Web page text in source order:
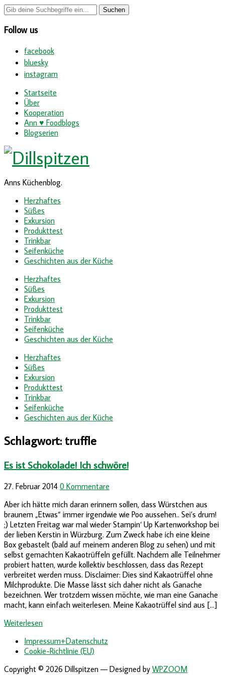
Follow us
facebook
bluesky
instagram
Startseite
Über
Kooperation
Ann ♥ Foodblogs
Blogserien
Anns Küchenblog.
Herzhaftes
Süßes
Exkursion
Produkttest
Trinkbar
Seifenküche
Geschichten aus der Küche
Herzhaftes
Süßes
Exkursion
Produkttest
Trinkbar
Seifenküche
Geschichten aus der Küche
Herzhaftes
Süßes
Exkursion
Produkttest
Trinkbar
Seifenküche
Geschichten aus der Küche
Schlagwort: truffle
Es ist Schokolade! Ich schwöre!
27. Februar 2014 0 Kommentare
Aber ich hätte mich daran erinnern sollen, dass Würstchen aus
braunem „Etwas“ immer irgendwie wie Poo aussehen.. Sei’s drum!
;) Letzten Freitag war mal wieder Stampin‘ Up Kartenworkshop bei
der lieben Kerstin in Würzburg. Zum Zweck habe ich eine kleine
Box gebastelt (bald auf meinem anderen Blog zu sehen) und mit
selbst gemachten Kakaotrüffeln gefüllt. Nachdem alle Teilnehmer
probiert hatten, wurde kollektiv beschlossen, dass das Rezept
verbreitet werden muss. Disclaimer: Dies sind Kakaotrüffel ohne
Milchprodukte. Die Masse lässt sich daher nicht als Ganache
bezeichnen. Wer trotzdem wissen möchte, wie man eine Ganache
macht, kann einfach weiterlesen. Meine Kakaotrüffel sind aus […]
Weiterlesen
Impressum+Datenschutz
Cookie-Richtlinie (EU)
Copyright © 2026 Dillspitzen — Designed by WPZOOM